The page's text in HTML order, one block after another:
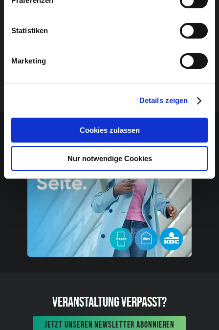
Statistiken
Marketing
Details zeigen
Cookies zulassen
Nur notwendige Cookies
Sponsoren-Inhalt
VERANSTALTUNG VERPASST?
JETZT UNSEREN NEWSLETTER ABONNIEREN